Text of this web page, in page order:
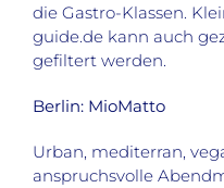
die Gastro-Klassen.
guide.de kann auch
gefiltert werden.
Berlin: MioMatto
Urban, mediterran,
anspruchsvolle